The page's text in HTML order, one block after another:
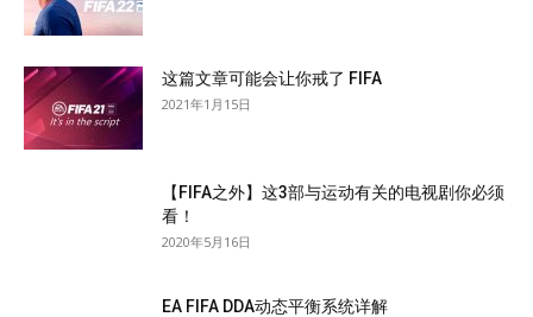
这篇文章可能会让你戒了 FIFA
2021年1月15日
【FIFA之外】这3部与运动有关的电视剧你必须
看！
2020年5月16日
EA FIFA DDA动态平衡系统详解